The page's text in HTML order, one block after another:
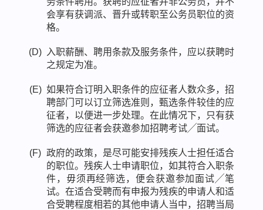
会享有获调派、晋升或转职至公务员职位的资
格。
(D)
入职薪酬、聘用条款及服务条件，应以获聘时
之规定为准。
(E) 如果符合订明入职条件的应征者人数众多，招
聘部门可以订立筛选准则，甄选条件较佳的应
征者，以便进一步处理。在此情况下，只有获
筛选的应征者会获邀参加招聘考试╱面试。
(F) 政府的政策，是尽可能安排残疾人士担任适合
的职位。残疾人士申请职位，如其符合入职条
件，毋须再经筛选，便会获邀参加面试╱笔
试。在适合受聘而有申报为残疾的申请人和适
合受聘程度相若的其他申请人当中，招聘当局